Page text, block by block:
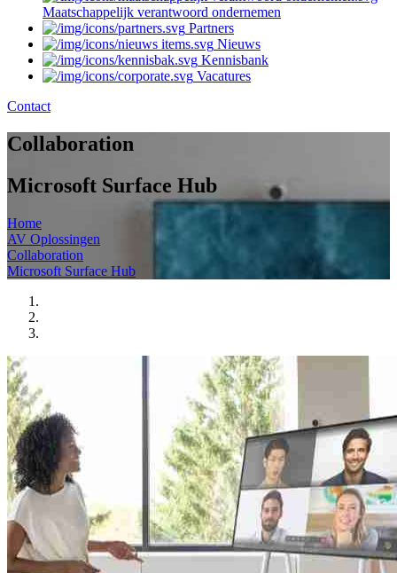
Maatschappelijk verantwoord ondernemen
Partners
Nieuws
Kennisbank
Vacatures
Contact
Collaboration
Microsoft Surface Hub
Home
AV Oplossingen
Collaboration
Microsoft Surface Hub